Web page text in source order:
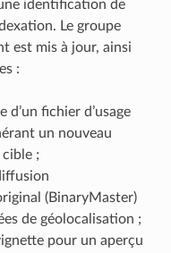
identification de
Le groupe
est mis à jour, ainsi
:
fichier d’usage
un nouveau
;
(BinaryMaster)
de géolocalisation ;
pour un aperçu